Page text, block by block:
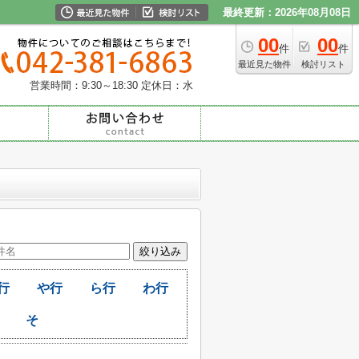
最終更新：2026年08月08日
00件
最近見た物件
00件
検討リスト
営業時間：9:30～18:30 定休日：水
や行 ら行 わ行
そ